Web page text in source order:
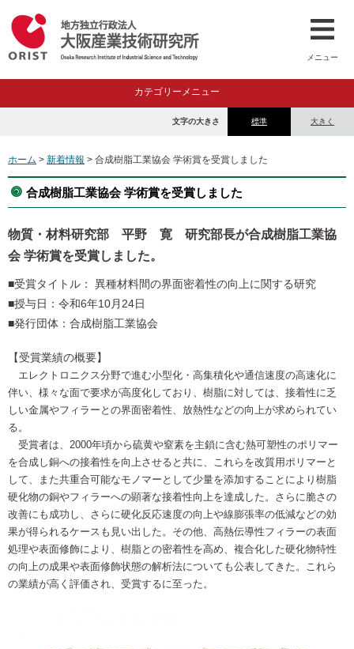
メニュー
カテゴリーメニュー
標準 大きく
文字の大きさ
ホーム > 新着情報 > 合成樹脂工業協会 学術賞を受賞しました
合成樹脂工業協会 学術賞を受賞しました
物質・材料研究部 平野 寛 研究部長が合成樹脂工業協
会 学術賞を受賞しました。
■受賞タイトル： 異種材料間の界面密着性の向上に関する研究
■授与日：令和6年10月24日
■発行団体：合成樹脂工業協会
【受賞業績の概要】
エレクトロニクス分野で進む小型化・高集積化や通信速度の高速化に
伴い、様々な面で要求が高度化しており、樹脂に対しては、接着性に乏
しい金属やフィラーとの界面密着性、放熱性などの向上が求められてい
る。
受賞者は、2000年頃から硫黄や窒素を主鎖に含む熱可塑性のポリマー
を合成し銅への接着性を向上させると共に、これらを改質用ポリマーと
して、また共重合可能なモノマーとして少量を添加することにより樹脂
硬化物の銅やフィラーへの顕著な接着性向上を達成した。さらに脆さの
改善にも成功し、さらに硬化反応速度の向上や線膨張率の低減などの効
果が得られるケースも見い出した。その他、高熱伝導性フィラーの表面
処理や表面修飾により、樹脂との密着性を高め、複合化した硬化物特性
の向上の成果や表面修飾状態の解析法についても公表してきた。これら
の業績が高く評価され、受賞するに至った。